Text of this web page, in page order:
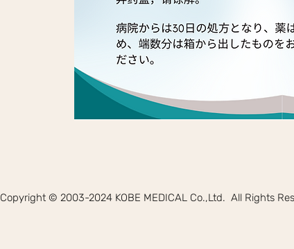
Copyright © 2003-2024 KOBE MEDICAL Co.,Ltd. All Rights